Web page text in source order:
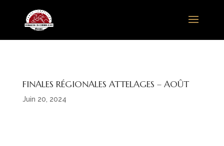
FINALES RÉGIONALES ATTELAGES – AOÛT
Juin 20, 2024